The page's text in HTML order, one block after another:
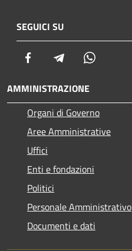
SEGUICI SU
Facebook Telegram
AMMINISTRAZIONE
Organi di Governo
Aree Amministrative
Uffici
Enti e fondazioni
Politici
Personale Amministrativo
Documenti e dati